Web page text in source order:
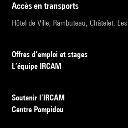
accès en transports
Hôtel de Ville, Rambuteau, Châtelet,
Offres d’emploi et stages
L’équipe IRCAM
Soutenir l’IRCAM
Centre Pompidou